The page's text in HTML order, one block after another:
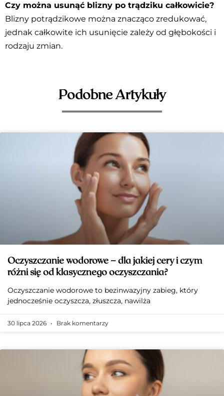
Czy można usunąć blizny po trądziku całkowicie?
Blizny potrądzikowe można znacząco zredukować,
jednak całkowite ich usunięcie zależy od głębokości i
rodzaju zmian.
Podobne Artykuły
Oczyszczanie wodorowe – dla jakiej cery i czym
różni się od klasycznego oczyszczania?
Oczyszczanie wodorowe to bezinwazyjny zabieg, który
jednocześnie oczyszcza, złuszcza, nawilża
30 lipca 2026 Brak komentarzy